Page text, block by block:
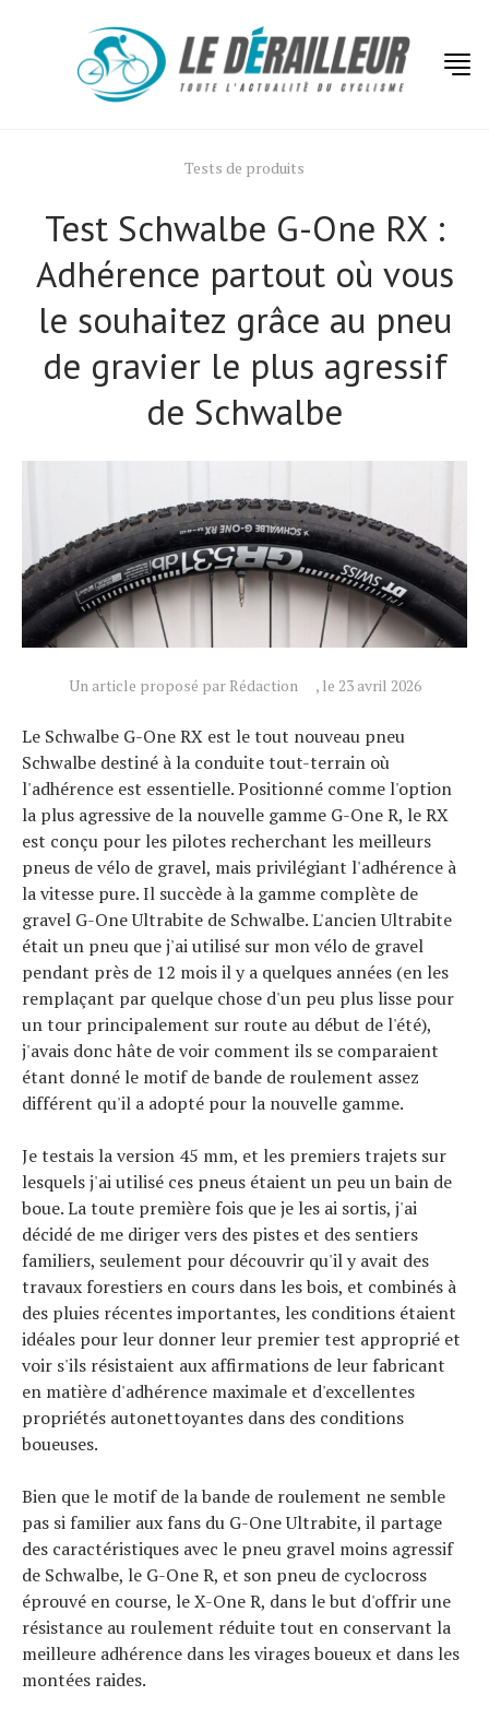
Tests de produits
Test Schwalbe G-One RX :
Adhérence partout où vous
le souhaitez grâce au pneu
de gravier le plus agressif
de Schwalbe
Un article proposé par Rédaction , le 23 avril 2026
Le Schwalbe G-One RX est le tout nouveau pneu
Schwalbe destiné à la conduite tout-terrain où
l'adhérence est essentielle. Positionné comme l'option
la plus agressive de la nouvelle gamme G-One R, le RX
est conçu pour les pilotes recherchant les meilleurs
pneus de vélo de gravel, mais privilégiant l'adhérence à
la vitesse pure. Il succède à la gamme complète de
gravel G-One Ultrabite de Schwalbe. L'ancien Ultrabite
était un pneu que j'ai utilisé sur mon vélo de gravel
pendant près de 12 mois il y a quelques années (en les
remplaçant par quelque chose d'un peu plus lisse pour
un tour principalement sur route au début de l'été),
j'avais donc hâte de voir comment ils se comparaient
étant donné le motif de bande de roulement assez
différent qu'il a adopté pour la nouvelle gamme.
Je testais la version 45 mm, et les premiers trajets sur
lesquels j'ai utilisé ces pneus étaient un peu un bain de
boue. La toute première fois que je les ai sortis, j'ai
décidé de me diriger vers des pistes et des sentiers
familiers, seulement pour découvrir qu'il y avait des
travaux forestiers en cours dans les bois, et combinés à
des pluies récentes importantes, les conditions étaient
idéales pour leur donner leur premier test approprié et
voir s'ils résistaient aux affirmations de leur fabricant
en matière d'adhérence maximale et d'excellentes
propriétés autonettoyantes dans des conditions
boueuses.
Bien que le motif de la bande de roulement ne semble
pas si familier aux fans du G-One Ultrabite, il partage
des caractéristiques avec le pneu gravel moins agressif
de Schwalbe, le G-One R, et son pneu de cyclocross
éprouvé en course, le X-One R, dans le but d'offrir une
résistance au roulement réduite tout en conservant la
meilleure adhérence dans les virages boueux et dans les
montées raides.